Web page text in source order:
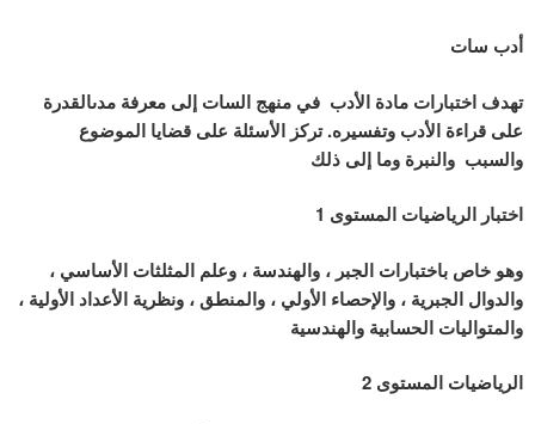
أدب سات
تهدف اختبارات مادة الأدب في منهج السات إلى معرفة مدىالقدرة
على قراءة الأدب وتفسيره. تركز الأسئلة على قضايا الموضوع
والسبب والنبرة وما إلى ذلك
اختبار الرياضيات المستوى 1
وهو خاص باختبارات الجبر ، والهندسة ، وعلم المثلثات الأساسي ،
والدوال الجبرية ، والإحصاء الأولي ، والمنطق ، ونظرية الأعداد الأولية ،
والمتواليات الحسابية والهندسية
الرياضيات المستوى 2